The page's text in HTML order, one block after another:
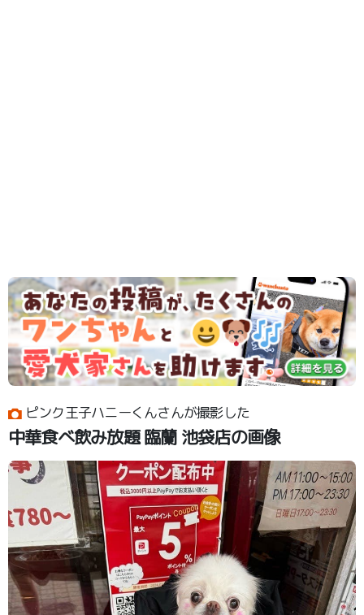
ピンク王子ハニーくんさんが撮影した
中華食べ飲み放題 臨蘭 池袋店の画像